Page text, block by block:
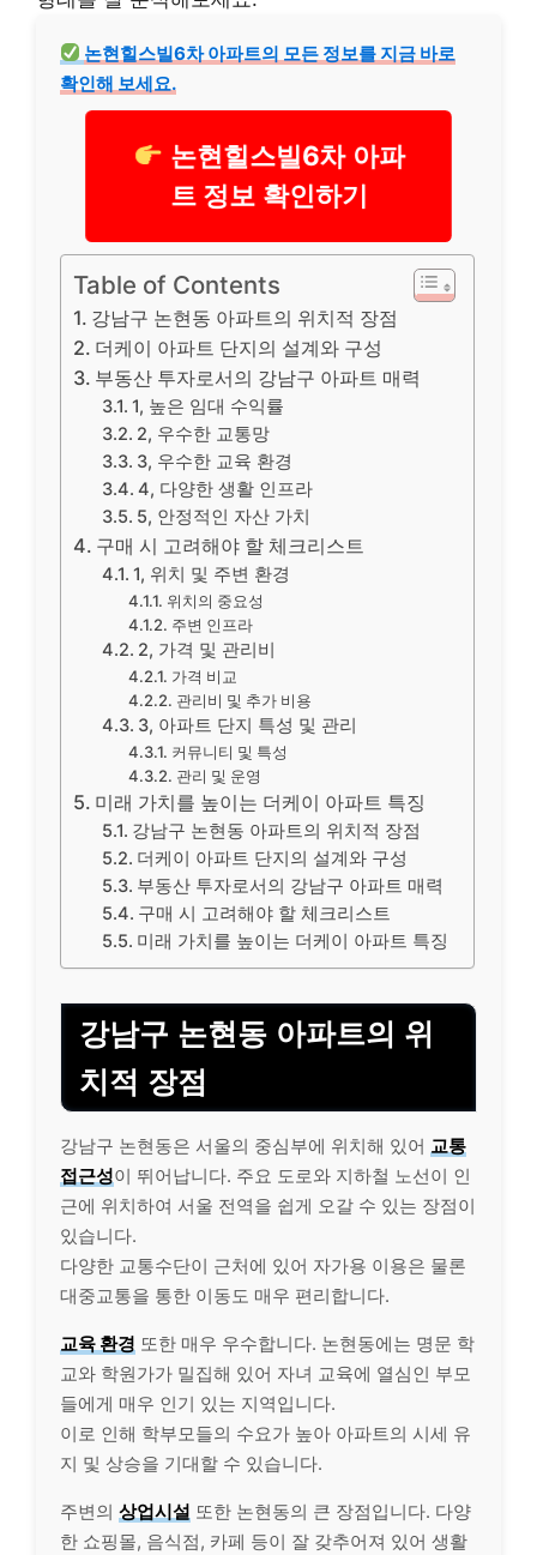
논현힐스빌6차 아파트의 모든 정보를 지금 바로
확인해 보세요.
논현힐스빌6차 아파
트 정보 확인하기
Table of Contents
강남구 논현동 아파트의 위치적 장점
더케이 아파트 단지의 설계와 구성
부동산 투자로서의 강남구 아파트 매력
1, 높은 임대 수익률
2, 우수한 교통망
3, 우수한 교육 환경
4, 다양한 생활 인프라
5, 안정적인 자산 가치
구매 시 고려해야 할 체크리스트
1, 위치 및 주변 환경
위치의 중요성
주변 인프라
2, 가격 및 관리비
가격 비교
관리비 및 추가 비용
3, 아파트 단지 특성 및 관리
커뮤니티 및 특성
관리 및 운영
미래 가치를 높이는 더케이 아파트 특징
강남구 논현동 아파트의 위치적 장점
더케이 아파트 단지의 설계와 구성
부동산 투자로서의 강남구 아파트 매력
구매 시 고려해야 할 체크리스트
미래 가치를 높이는 더케이 아파트 특징
강남구 논현동 아파트의 위
치적 장점
강남구 논현동은 서울의 중심부에 위치해 있어 교통
접근성이 뛰어납니다. 주요 도로와 지하철 노선이 인
근에 위치하여 서울 전역을 쉽게 오갈 수 있는 장점이
있습니다.
다양한 교통수단이 근처에 있어 자가용 이용은 물론
대중교통을 통한 이동도 매우 편리합니다.
교육 환경 또한 매우 우수합니다. 논현동에는 명문 학
교와 학원가가 밀집해 있어 자녀 교육에 열심인 부모
들에게 매우 인기 있는 지역입니다.
이로 인해 학부모들의 수요가 높아 아파트의 시세 유
지 및 상승을 기대할 수 있습니다.
주변의 상업시설 또한 논현동의 큰 장점입니다. 다양
한 쇼핑몰, 음식점, 카페 등이 잘 갖추어져 있어 생활